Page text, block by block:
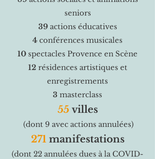
seniors
39actions éducatives
4 conférences musicales
10 spectacles Provence en Scène
12 résidences artistiques et
enregistrements
3 masterclass
55 villes
(dont 9 avec actions annulées)
271manifestations
(dont 22 annulées dues à la COVID-